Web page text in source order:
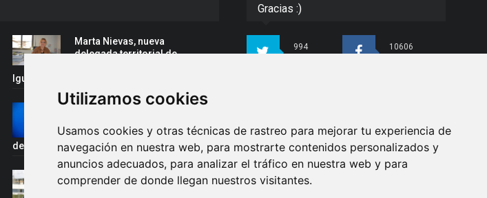
Utilizamos cookies
Usamos cookies y otras técnicas de rastreo para mejorar tu experiencia de
navegación en nuestra web, para mostrarte contenidos personalizados y
anuncios adecuados, para analizar el tráfico en nuestra web y para
comprender de donde llegan nuestros visitantes.
Marta Nievas, nueva
delegada territorial de
Igualdad de la Junta en Granada
Rafael Cano, convocado con
el Campeonato del Mundo
de Gimnasia Acrobática
Juan Antonio Milla,
pregonero de las fiestas de
Gracias :)
994
10606
Síguenos